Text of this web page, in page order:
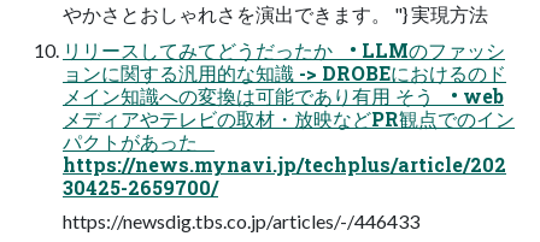
やかさとおしゃれさを演出できます。 "} 実現方法
リリースしてみてどうだったか • LLMのファッシ
ョンに関する汎用的な知識 -> DROBEにおけるのド
メイン知識への変換は可能であり有用 そう • web
メディアやテレビの取材・放映などPR観点でのイン
パクトがあった
https://news.mynavi.jp/techplus/article/202
30425-2659700/
https://newsdig.tbs.co.jp/articles/-/446433